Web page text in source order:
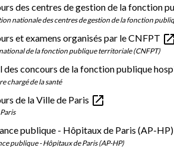
des centres de gestion de la fonction
nationale des centres de gestion de la fonction
et examens organisés par le CNFPT open_in_new
de la fonction publique territoriale (CNFPT)
des concours de la fonction publique
chargé de la santé
de la Ville de Paris open_in_new
publique - Hôpitaux de Paris (AP-
publique - Hôpitaux de Paris (AP-HP)